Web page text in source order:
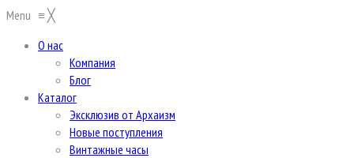
Menu ≡╳
О нас
Компания
Блог
Каталог
Эксклюзив от Архаизм
Новые поступления
Винтажные часы